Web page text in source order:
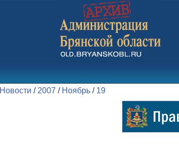
Новости / 2007 / Ноябрь / 19